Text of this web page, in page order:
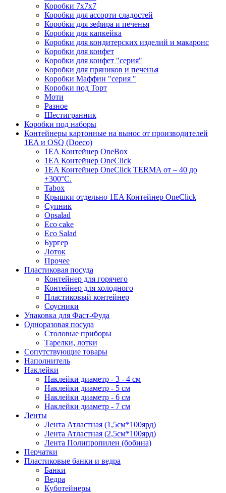
Коробки 7х7х7
Коробки для ассорти сладостей
Коробки для зефира и печенья
Коробки для капкейка
Коробки для кондитерских изделий и макаронс
Коробки для конфет
Коробки для конфет "серия"
Коробки для пряников и печенья
Коробки Маффин "серия "
Коробки под Торт
Моти
Разное
Шестигранник
Коробки под наборы
Контейнеры картонные на вынос от производителей
1EA и OSQ (Doeco)
1EA Контейнер OneBox
1EA Контейнер OneClick
1EA Контейнер OneClick TERMA от – 40 до
+300°C.
Tabox
Крышки отдельно 1EA Контейнер OneClick
Супник
Opsalad
Eco cake
Eco Salad
Бургер
Лоток
Прочее
Пластиковая посуда
Контейнер для горячего
Контейнер для холодного
Пластиковый контейнер
Соусники
Упаковка для Фаст-Фуда
Одноразовая посуда
Столовые приборы
Тарелки, лотки
Сопутствующие товары
Наполнитель
Наклейки
Наклейки диаметр - 3 - 4 см
Наклейки диаметр - 5 см
Наклейки диаметр - 6 см
Наклейки диаметр - 7 см
Ленты
Лента Атластная (1,5см*100ярд)
Лента Атластная (2,5см*100ярд)
Лента Полипропилен (бобина)
Перчатки
Пластиковые банки и ведра
Банки
Ведра
Куботейнеры